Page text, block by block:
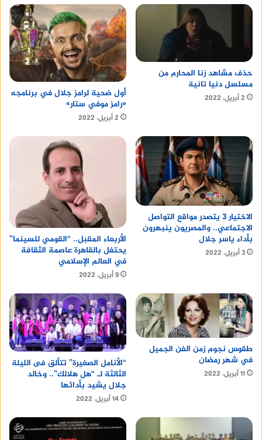
حذف مشاهد زنا المحارم من
مسلسل دنيا تانية
2 أبريل، 2022
أول ضحية لرامز جلال في برنامجه
«رامز موفي ستار»
2 أبريل، 2022
الاختيار 3 يتصدر مواقع التواصل
الاجتماعي.. والمصريون ينبهرون
بأداء ياسر جلال
3 أبريل، 2022
الأربعاء المقبل.. “القومي للسينما”
يحتفل بالقاهرة عاصمة الثقافة
في العالم الإسلامي
9 أبريل، 2022
طقوس نجوم زمن الفن الجميل
في شهر رمضان
11 أبريل، 2022
“الأنامل الصغيرة” تتألق فى الليلة
الثالثة لـ “هل هلالك”.. وخالد
جلال يشيد بأدائها
14 أبريل، 2022